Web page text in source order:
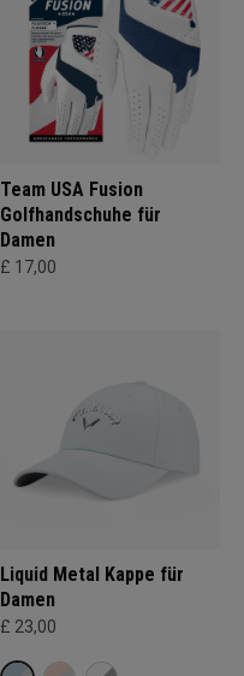
Team USA Fusion
Golfhandschuhe für
Damen
£ 17,00
Liquid Metal Kappe für
Damen
£ 23,00